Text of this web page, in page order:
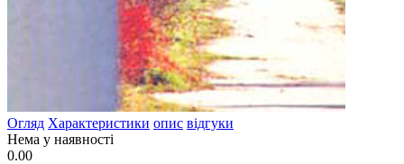
Огляд Характеристики опис відгуки
Нема у наявності
0.00